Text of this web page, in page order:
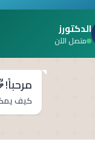
بسهولة من خلال منصة
هل
أنضم إلى
الدكتورز
متصل الآن
مرحباً!
كيف